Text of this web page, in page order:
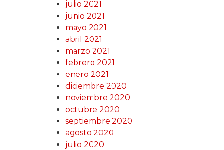
julio 2021
junio 2021
mayo 2021
abril 2021
marzo 2021
febrero 2021
enero 2021
diciembre 2020
noviembre 2020
octubre 2020
septiembre 2020
agosto 2020
julio 2020